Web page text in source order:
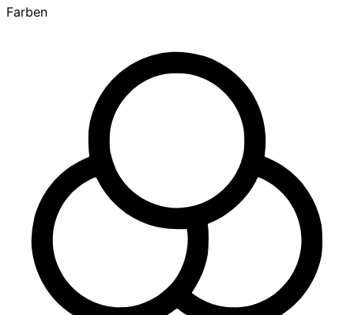
Farben